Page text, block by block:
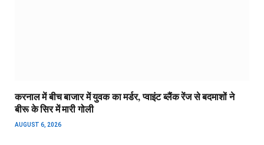
करनाल में बीच बाजार में युवक का मर्डर, प्वाइंट ब्लैंक रेंज से बदमाशों ने
बीरू के सिर में मारी गोली
AUGUST 6, 2026